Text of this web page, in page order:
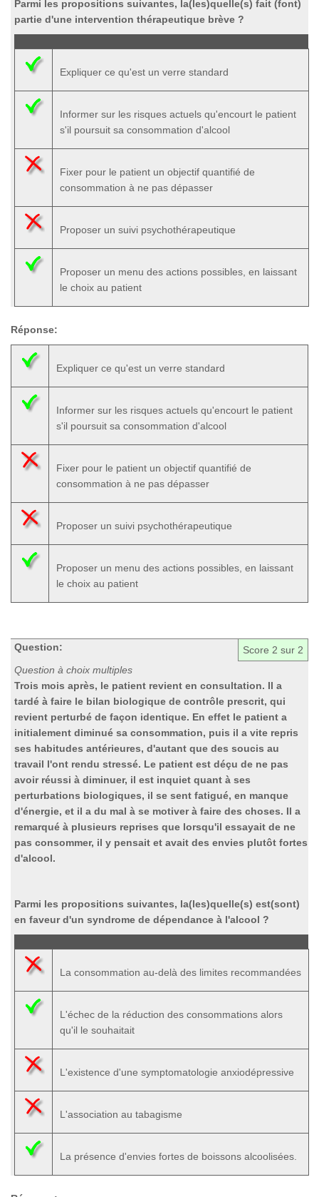
Parmi les propositions suivantes, la(les)quelle(s) fait (font)
partie d'une intervention thérapeutique brève ?
Expliquer ce qu'est un verre standard
Informer sur les risques actuels qu'encourt le patient
s'il poursuit sa consommation d'alcool
Fixer pour le patient un objectif quantifié de
consommation à ne pas dépasser
Proposer un suivi psychothérapeutique
Proposer un menu des actions possibles, en laissant
le choix au patient
Réponse:
Expliquer ce qu'est un verre standard
Informer sur les risques actuels qu'encourt le patient
s'il poursuit sa consommation d'alcool
Fixer pour le patient un objectif quantifié de
consommation à ne pas dépasser
Proposer un suivi psychothérapeutique
Proposer un menu des actions possibles, en laissant
le choix au patient
Score 2 sur 2
Question:
Question à choix multiples
Trois mois après, le patient revient en consultation. Il a
tardé à faire le bilan biologique de contrôle prescrit, qui
revient perturbé de façon identique. En effet le patient a
initialement diminué sa consommation, puis il a vite repris
ses habitudes antérieures, d'autant que des soucis au
travail l'ont rendu stressé. Le patient est déçu de ne pas
avoir réussi à diminuer, il est inquiet quant à ses
perturbations biologiques, il se sent fatigué, en manque
d'énergie, et il a du mal à se motiver à faire des choses. Il a
remarqué à plusieurs reprises que lorsqu'il essayait de ne
pas consommer, il y pensait et avait des envies plutôt fortes
d'alcool.
Parmi les propositions suivantes, la(les)quelle(s) est(sont)
en faveur d'un syndrome de dépendance à l'alcool ?
La consommation au-delà des limites recommandées
L'échec de la réduction des consommations alors
qu'il le souhaitait
L'existence d'une symptomatologie anxiodépressive
L'association au tabagisme
La présence d'envies fortes de boissons alcoolisées.